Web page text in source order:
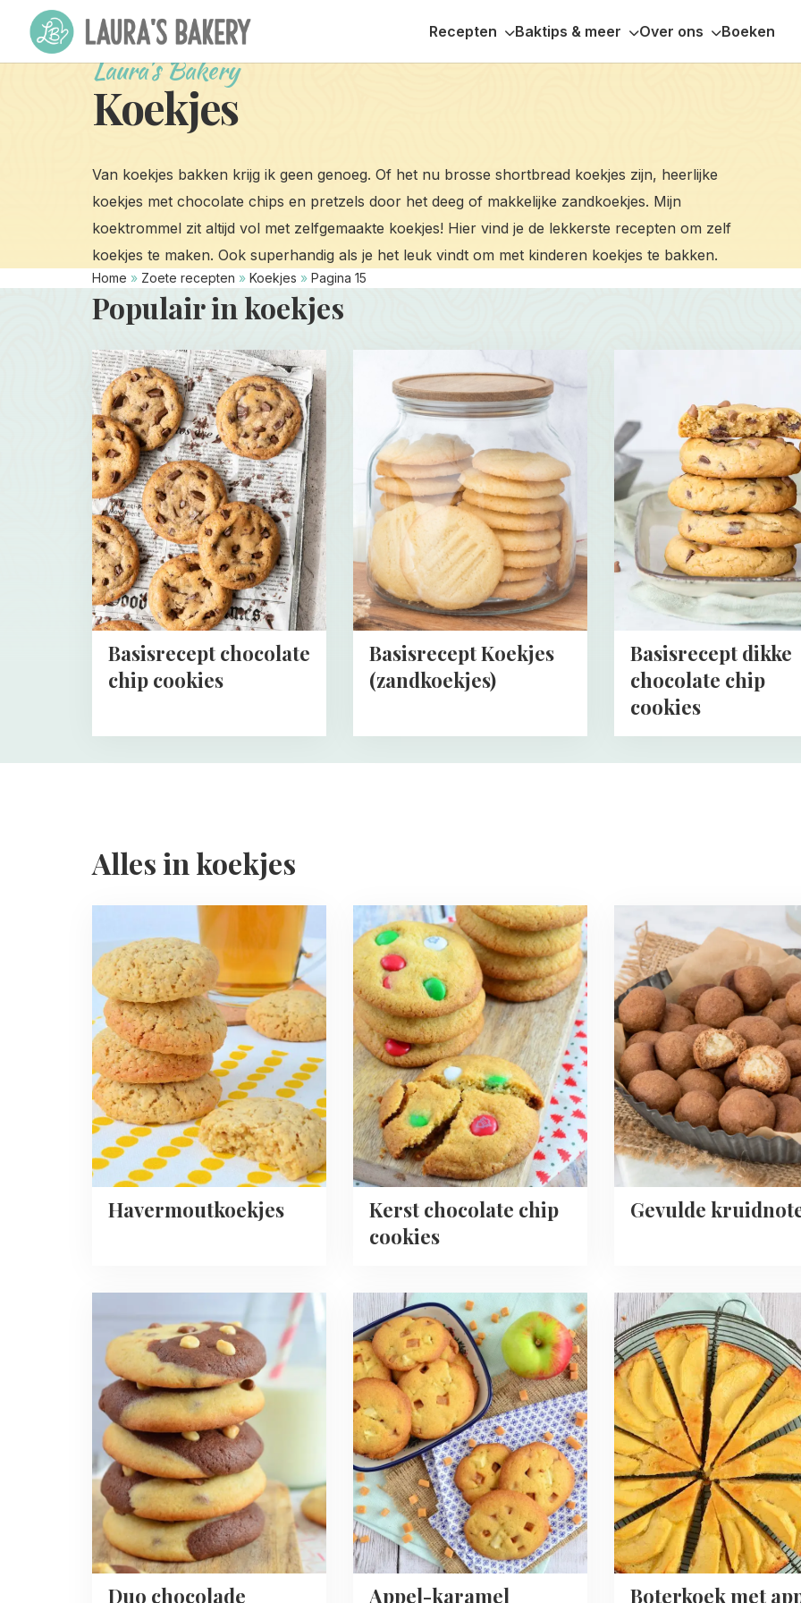
Recepten Baktips & meer Over ons Boeken
Laura's Bakery
Koekjes
Van koekjes bakken krijg ik geen genoeg. Of het nu brosse shortbread koekjes zijn, heerlijke
koekjes met chocolate chips en pretzels door het deeg of makkelijke zandkoekjes. Mijn
koektrommel zit altijd vol met zelfgemaakte koekjes! Hier vind je de lekkerste recepten om zelf
koekjes te maken. Ook superhandig als je het leuk vindt om met kinderen koekjes te bakken.
Home » Zoete recepten » Koekjes » Pagina 15
Populair in koekjes
Basisrecept chocolate
chip cookies
Read
more
about
Basisrecept
chocolate
chip
cookies
Basisrecept Koekjes
(zandkoekjes)
Basisrecept
Koekjes
(zandkoekjes)
Basisrecept dikke
chocolate chip
cookies
Basisrecept
dikke
chocolate
chip
cookies
Alles in koekjes
Havermoutkoekjes
about
Havermoutkoekjes
Kerst chocolate chip
cookies
Read
more
about
Kerst
chocolate
chip
cookies
Gevulde
more
about
Gevulde
kruidnoten
Duo chocolade
about
Duo
chocolade
vanille
koekjes
Appel-karamel
Read
more
about
Appel-
karamel
koeken
Boterkoek met
Read
more
about
Boterkoek
met
appel